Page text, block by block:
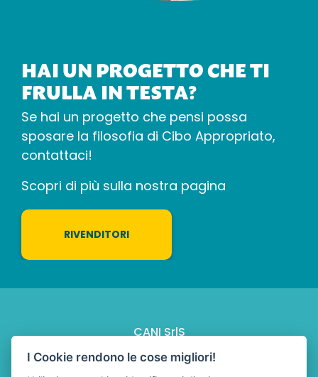
HAI UN PROGETTO CHE TI
FRULLA IN TESTA?
Se hai un progetto che pensi possa
sposare la filosofia di Cibo Appropriato,
contattaci!
Scopri di più sulla nostra pagina
RIVENDITORI
CANI SrlS
Via per Monastier, 4 - 31056 Vallio di Roncade (TV)
Tel.+39 324.8206060-info@ciboappropriato.com
I Cookie rendono le cose migliori!